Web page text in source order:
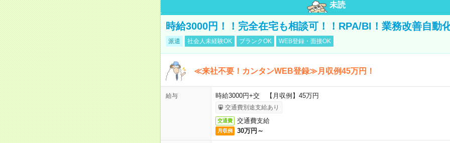
未読
時給3000円！！完全在宅も相談可！！RPA/BI！業務改善自動
派遣 社会人未経験OK ブランクOK WEB登録・面接OK
≪来社不要！カンタンWEB登録≫月収例45万円！
給与 時給3000円+交 【月収例】45万円
交通費別途支給あり
交通費 交通費支給
月収例 30万円～